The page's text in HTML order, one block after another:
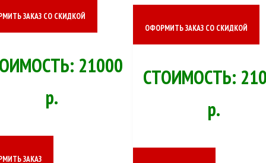
ЗАКАЗ СО СКИДКОЙ
21000
р.
ЗАКАЗ
ОФОРМИТЬ ЗАКАЗ СО СКИДКОЙ
СТОИМОСТЬ:
р.